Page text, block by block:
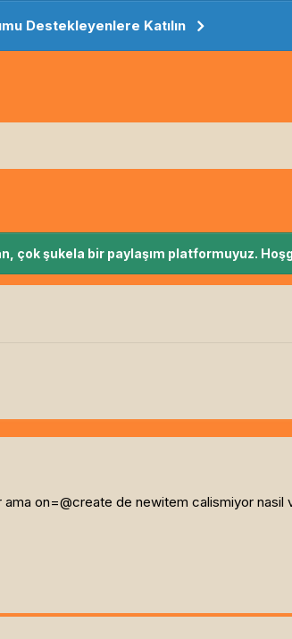
Destekleyenlere Katılın
çok şukela bir paylaşım platformuyuz.
on=@create de newitem calismiyor nasil